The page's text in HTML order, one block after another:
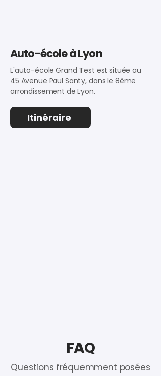
Auto-école à Lyon
L'auto-école Grand Test est située au
45 Avenue Paul Santy, dans le 8ème
arrondissement de Lyon.
Itinéraire
FAQ
Questions fréquemment posées